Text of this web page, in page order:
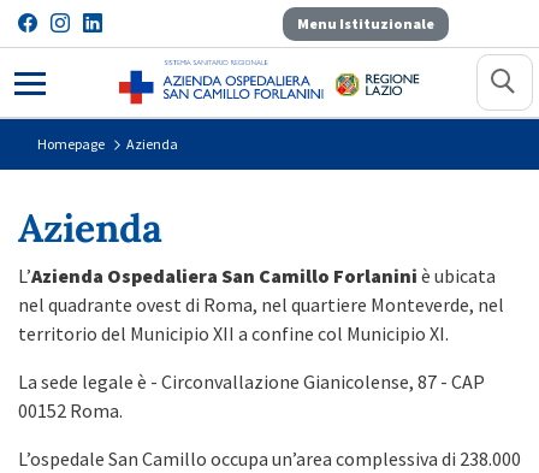
Menu Istituzionale
Azienda
Homepage Azienda
Azienda
L’Azienda Ospedaliera San Camillo Forlanini è ubicata
nel quadrante ovest di Roma, nel quartiere Monteverde, nel
territorio del Municipio XII a confine col Municipio XI.
La sede legale è - Circonvallazione Gianicolense, 87 - CAP
00152 Roma.
L’ospedale San Camillo occupa un’area complessiva di 238.000